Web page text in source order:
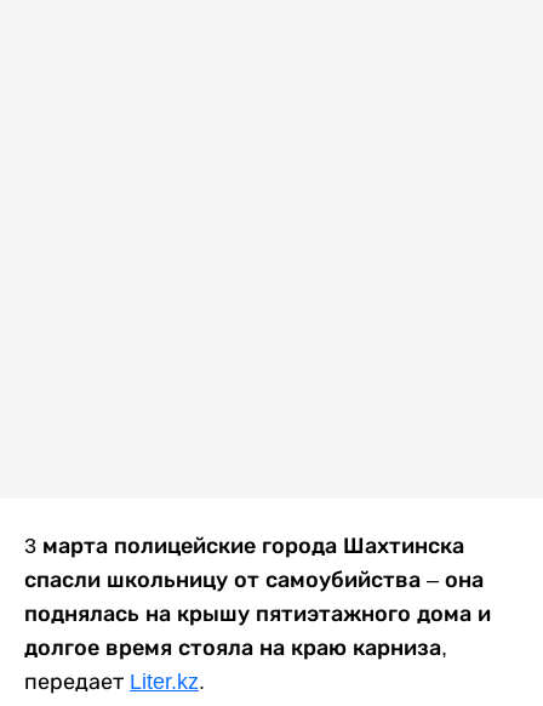
3 марта полицейские города Шахтинска
спасли школьницу от самоубийства – она
поднялась на крышу пятиэтажного дома и
долгое время стояла на краю карниза,
передает Liter.kz.